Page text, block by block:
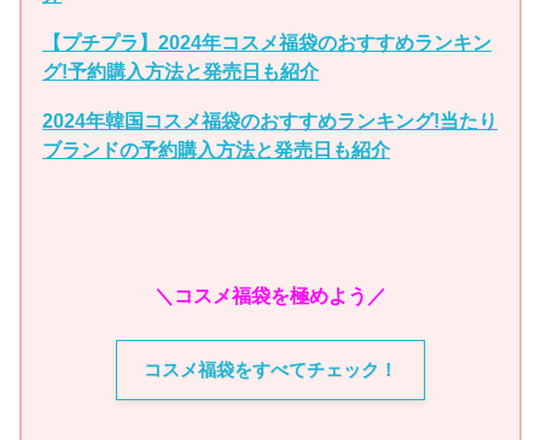
【プチプラ】2024年コスメ福袋のおすすめランキン
グ!予約購入方法と発売日も紹介
2024年韓国コスメ福袋のおすすめランキング!当たり
ブランドの予約購入方法と発売日も紹介
＼コスメ福袋を極めよう／
コスメ福袋をすべてチェック！